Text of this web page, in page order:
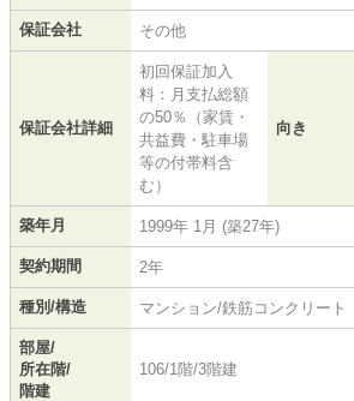
保証会社 その他
保証会社詳細
初回保証加入
料：月支払総額
の50％（家賃・
共益費・駐車場
等の付帯料含
む）
向き
築年月 1999年 1月 (築27年)
契約期間 2年
種別/構造 マンション/鉄筋コンクリート
部屋/
所在階/
階建
106/1階/3階建